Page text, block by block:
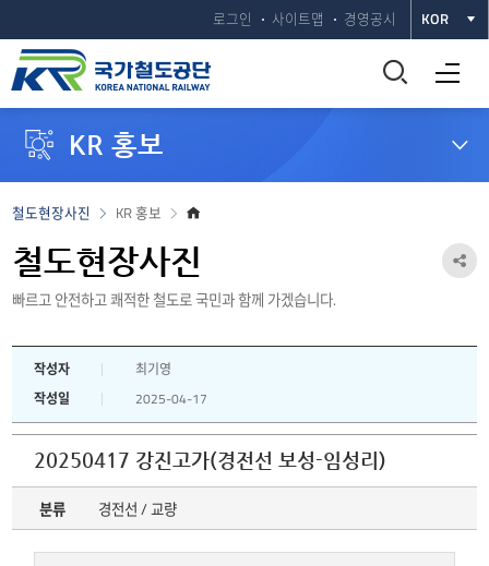
로그인 사이트맵 경영공시 KOR
통
합
기
전체메뉴 열기
KR 홍보
KR 홍보
철도현장사진
철도현장사진
빠르고 안전하고 쾌적한 철도로 국민과 함께 가겠습니다.
공
작성자
최기영
작성일
2025-04-17
20250417 강진고가(경전선 보성-임성리)
분류 경전선 / 교량